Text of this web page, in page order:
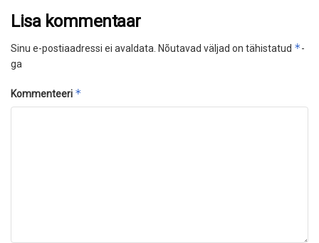
Lisa kommentaar
Sinu e-postiaadressi ei avaldata. Nõutavad väljad on tähistatud *-
ga
Kommenteeri *